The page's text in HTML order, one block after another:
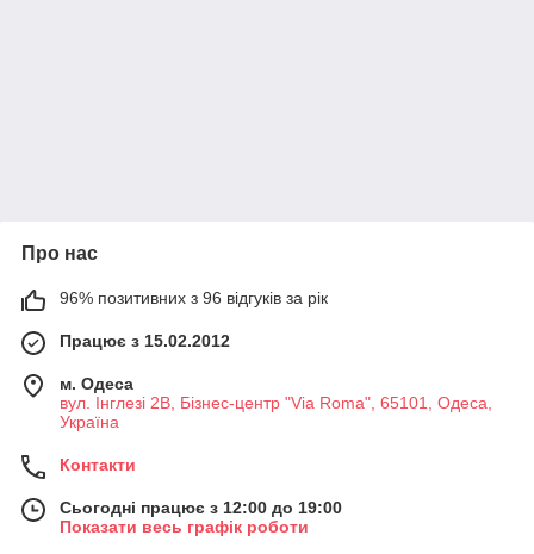
Про нас
96% позитивних з 96 відгуків за рік
Працює з 15.02.2012
м. Одеса
вул. Інглезі 2В, Бізнес-центр "Via Roma", 65101, Одеса,
Україна
Контакти
Сьогодні працює з 12:00 до 19:00
Показати весь графік роботи